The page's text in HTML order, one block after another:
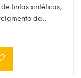
tintas sintéticas,
da..